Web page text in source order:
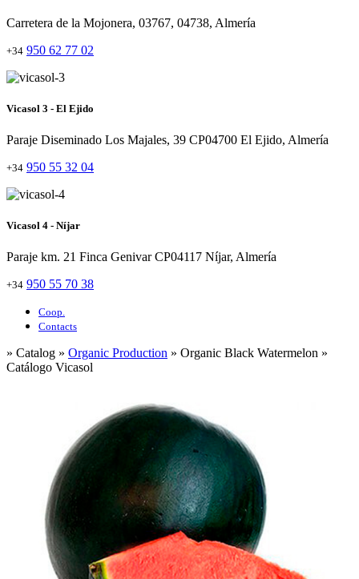
Carretera de la Mojonera, 03767, 04738, Almería
+34 950 62 77 02
Vicasol 3 - El Ejido
Paraje Diseminado Los Majales, 39 CP04700 El Ejido, Almería
+34 950 55 32 04
Vicasol 4 - Níjar
Paraje km. 21 Finca Genivar CP04117 Níjar, Almería
+34 950 55 70 38
Coop.
Contacts
» Catalog » Organic Production » Organic Black Watermelon »
Catálogo Vicasol